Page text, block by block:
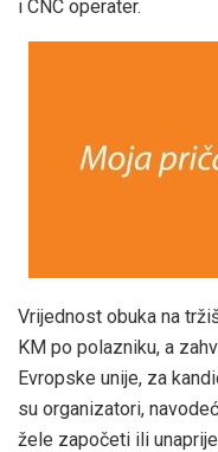
i CNC operater.
Vrijednost obuka na
KM po polazniku, a
Evropske unije, za
su organizatori,
žele započeti ili